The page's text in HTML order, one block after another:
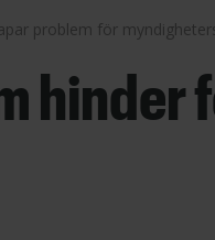
problem för
hinder